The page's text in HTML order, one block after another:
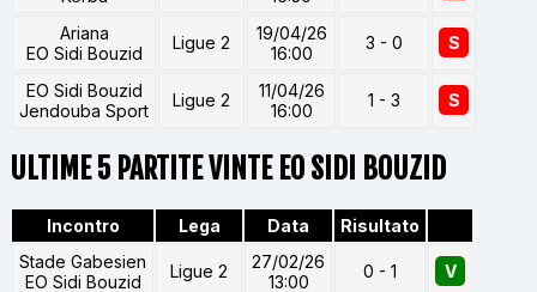
Ariana
EO Sidi Bouzid
Ligue 2
19/04/26
16:00
3 - 0 S
EO Sidi Bouzid
Jendouba Sport
Ligue 2
11/04/26
16:00
1 - 3 S
ULTIME 5 PARTITE VINTE EO SIDI BOUZID
Incontro Lega Data
Risultato
Stade Gabesien
EO Sidi Bouzid
Ligue 2
27/02/26
13:00
0 - 1 V